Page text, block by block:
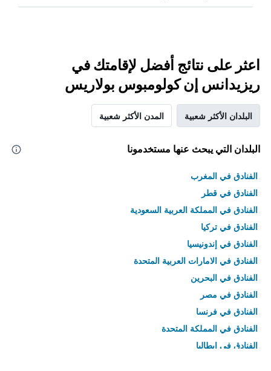
اعثر على نتائج أفضل لإقامتك في
ريزيدانس إن كولومبوس بولاريس
البلدان الأكثر شعبية المدن الأكثر شعبية
البلدان التي يبحث عنها مستخدمونا
الفنادق في المغرب
الفنادق في قطر
الفنادق في المملكة العربية السعودية
الفنادق في تركيا
الفنادق في إندونيسيا
الفنادق في الامارات العربية المتحدة
الفنادق في البحرين
الفنادق في مصر
الفنادق في فرنسا
الفنادق في المملكة المتحدة
الفنادق في إيطاليا